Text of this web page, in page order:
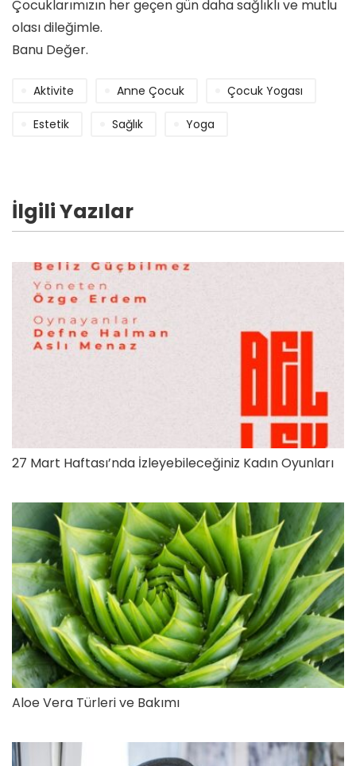
Çocuklarımızın her geçen gün daha sağlıklı ve mutlu
olası dileğimle.
Banu Değer.
Aktivite Anne Çocuk Çocuk Yogası
Estetik Sağlık Yoga
İlgili Yazılar
27 Mart Haftası’nda İzleyebileceğiniz Kadın Oyunları
Aloe Vera Türleri ve Bakımı